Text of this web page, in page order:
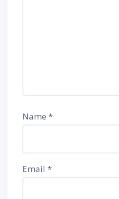
Name *
Email *